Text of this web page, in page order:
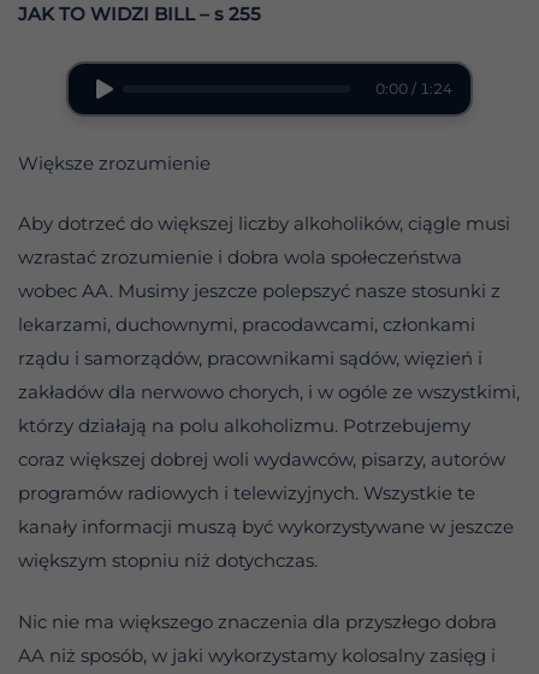
JAK TO WIDZI BILL – s 255
0:00 / 1:24
Większe zrozumienie
Aby dotrzeć do większej liczby alkoholików, ciągle musi
wzrastać zrozumienie i dobra wola społeczeństwa
wobec AA. Musimy jeszcze polepszyć nasze stosunki z
lekarzami, duchownymi, pracodawcami, członkami
rządu i samorządów, pracownikami sądów, więzień i
zakładów dla nerwowo chorych, i w ogóle ze wszystkimi,
którzy działają na polu alkoholizmu. Potrzebujemy
coraz większej dobrej woli wydawców, pisarzy, autorów
programów radiowych i telewizyjnych. Wszystkie te
kanały informacji muszą być wykorzystywane w jeszcze
większym stopniu niż dotychczas.
Nic nie ma większego znaczenia dla przyszłego dobra
AA niż sposób, w jaki wykorzystamy kolosalny zasięg i